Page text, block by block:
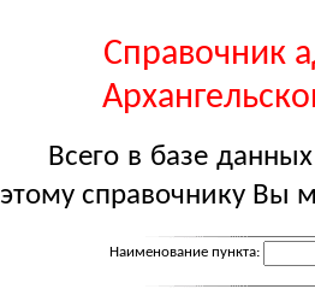
Справочник
Всего в базе
этому справочнику Вы
Наименование пункта: